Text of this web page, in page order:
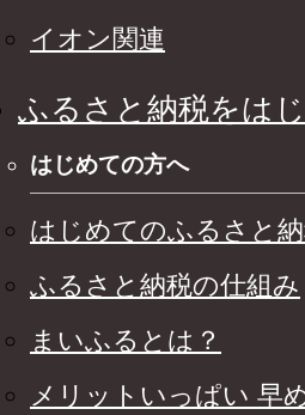
イオン関連
ふるさと納税をは
はじめての方へ
はじめてのふるさと
ふるさと納税の仕組み
まいふるとは？
メリットいっぱい 早